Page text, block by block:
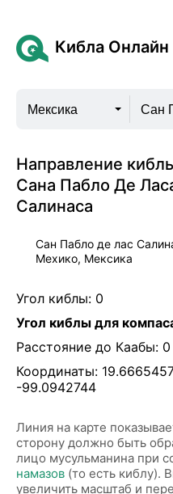
Кибла Онлайн
Мексика Сан
Направление
Сана Пабло Де
Салинаса
Сан Пабло де лас
Мехико, Мексика
Угол киблы: 0
Угол киблы для
Расстояние до Каабы: 0
Координаты: 19.6665457
-99.0942744
Линия на карте
сторону должно быть
лицо мусульманина при
намазов (то есть киблу).
увеличить масштаб и